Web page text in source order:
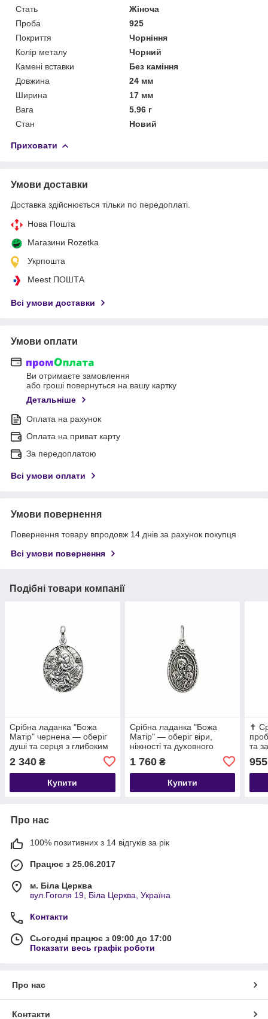
Стать
Жіноча
Проба
925
Покриття
Чорніння
Колір металу
Чорний
Камені вставки
Без каміння
Довжина
24 мм
Ширина
17 мм
Вага
5.96 г
Стан
Новий
Приховати
Умови доставки
Доставка здійснюється тільки по передоплаті.
Нова Пошта
Магазини Rozetka
Укрпошта
Meest ПОШТА
Всі умови доставки
Умови оплати
Ви отримаєте замовлення
або гроші повернуться на вашу картку
Детальніше
Оплата на рахунок
Оплата на приват карту
За передоплатою
Всі умови оплати
Умови повернення
Повернення товару впродовж 14 днів за рахунок покупця
Всі умови повернення
Подібні товари компанії
Срібна ладанка "Божа
Матір" чернена — оберіг
душі та серця з глибоким
2 340 ₴
Купити
Срібна ладанка "Божа
Матір" — оберіг віри,
ніжності та духовного
елегантність і глибокий
зміст у кожній деталі ✨
1 760₴
Купити
✝️
та
955
Про нас
100% позитивних з 14 відгуків за рік
Працює з 25.06.2017
м. Біла Церква
вул.Гоголя 19, Біла Церква, Україна
Контакти
Сьогодні працює з 09:00 до 17:00
Показати весь графік роботи
Про нас
Контакти